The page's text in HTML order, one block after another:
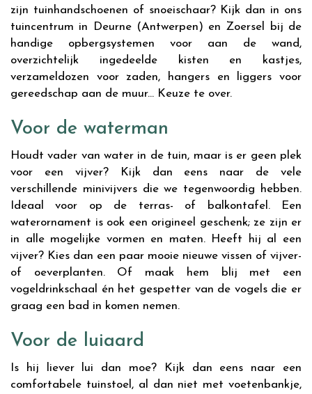
zijn tuinhandschoenen of snoeischaar? Kijk dan in ons
tuincentrum in Deurne (Antwerpen) en Zoersel bij de
handige opbergsystemen voor aan de wand,
overzichtelijk ingedeelde kisten en kastjes,
verzameldozen voor zaden, hangers en liggers voor
gereedschap aan de muur... Keuze te over.
Voor de waterman
Houdt vader van water in de tuin, maar is er geen plek
voor een vijver? Kijk dan eens naar de vele
verschillende minivijvers die we tegenwoordig hebben.
Ideaal voor op de terras- of balkontafel. Een
waterornament is ook een origineel geschenk; ze zijn er
in alle mogelijke vormen en maten. Heeft hij al een
vijver? Kies dan een paar mooie nieuwe vissen of vijver-
of oeverplanten. Of maak hem blij met een
vogeldrinkschaal én het gespetter van de vogels die er
graag een bad in komen nemen.
Voor de luiaard
Is hij liever lui dan moe? Kijk dan eens naar een
comfortabele tuinstoel, al dan niet met voetenbankje,